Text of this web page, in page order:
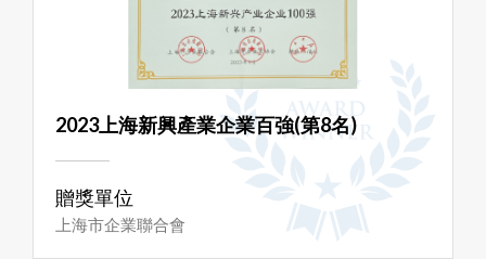
2023上海新興產業企業百強(第8名)
贈獎單位
上海市企業聯合會